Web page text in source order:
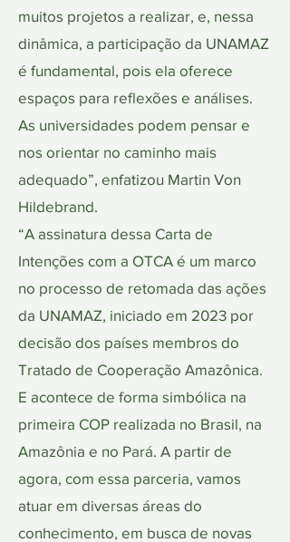
muitos projetos a realizar, e, nessa
dinâmica, a participação da UNAMAZ
é fundamental, pois ela oferece
espaços para reflexões e análises.
As universidades podem pensar e
nos orientar no caminho mais
adequado”, enfatizou Martin Von
Hildebrand.
“A assinatura dessa Carta de
Intenções com a OTCA é um marco
no processo de retomada das ações
da UNAMAZ, iniciado em 2023 por
decisão dos países membros do
Tratado de Cooperação Amazônica.
E acontece de forma simbólica na
primeira COP realizada no Brasil, na
Amazônia e no Pará. A partir de
agora, com essa parceria, vamos
atuar em diversas áreas do
conhecimento, em busca de novas